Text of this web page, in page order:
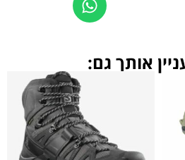
אותך גם: